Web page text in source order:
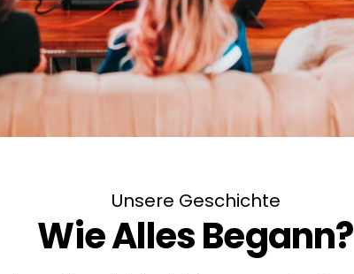
Unsere Geschichte
Wie Alles Begann?